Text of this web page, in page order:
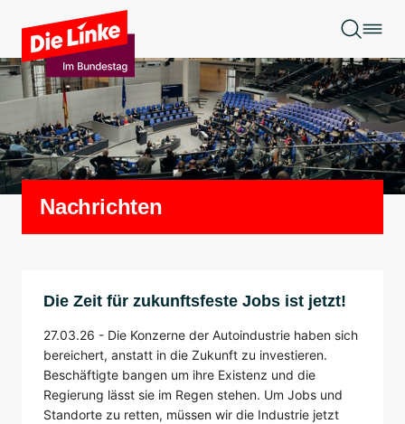
Zum Hauptinhalt springen
Nachrichten
Die Zeit für zukunftsfeste Jobs ist jetzt!
27.03.26 - Die Konzerne der Autoindustrie haben sich
bereichert, anstatt in die Zukunft zu investieren.
Beschäftigte bangen um ihre Existenz und die
Regierung lässt sie im Regen stehen. Um Jobs und
Standorte zu retten, müssen wir die Industrie jetzt